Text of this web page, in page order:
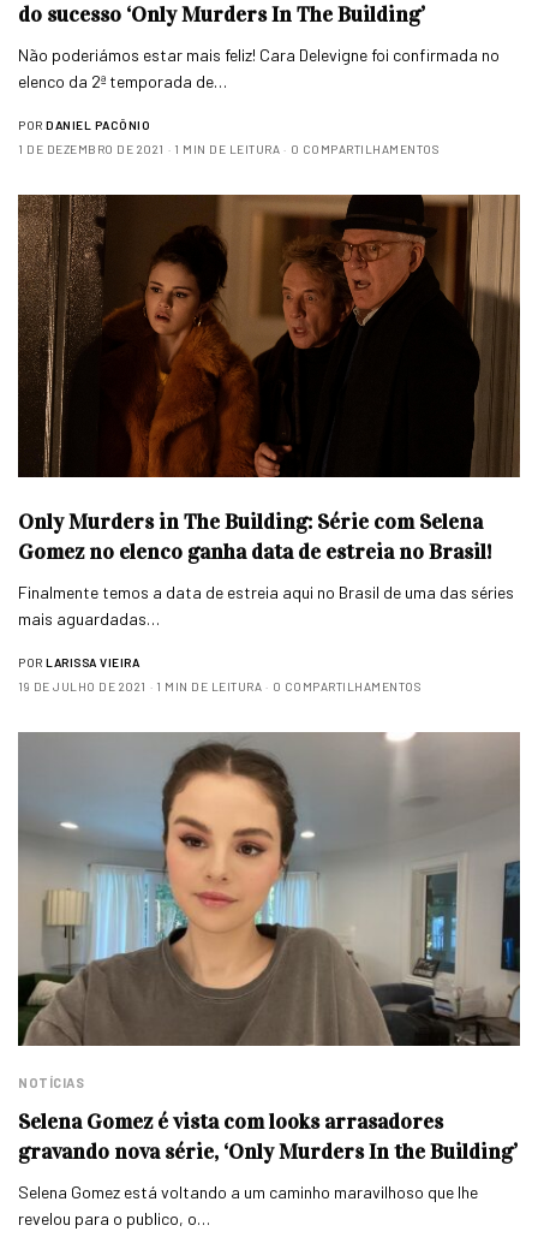
do sucesso ‘Only Murders In The Building’
Não poderiámos estar mais feliz! Cara Delevigne foi confirmada no
elenco da 2ª temporada de…
POR DANIEL PACÔNIO
1 DE DEZEMBRO DE 2021
1 MIN DE LEITURA 0 COMPARTILHAMENTOS
Only Murders in The Building: Série com Selena
Gomez no elenco ganha data de estreia no Brasil!
Finalmente temos a data de estreia aqui no Brasil de uma das séries
mais aguardadas…
POR LARISSA VIEIRA
19 DE JULHO DE 2021
1 MIN DE LEITURA 0 COMPARTILHAMENTOS
NOTÍCIAS
Selena Gomez é vista com looks arrasadores
gravando nova série, ‘Only Murders In the Building’
Selena Gomez está voltando a um caminho maravilhoso que lhe
revelou para o publico, o…